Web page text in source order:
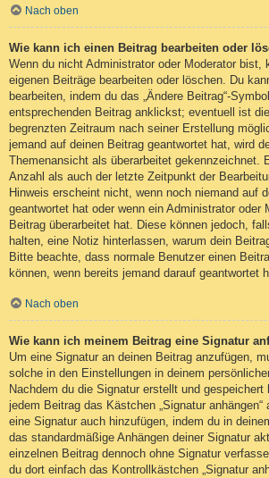
Nach oben
Wie kann ich einen Beitrag bearbeiten oder
Wenn du nicht Administrator oder Moderator bist,
eigenen Beiträge bearbeiten oder löschen. Du
bearbeiten, indem du das „Ändere Beitrag“-
entsprechenden Beitrag anklickst; eventuell ist
begrenzten Zeitraum nach seiner Erstellung
jemand auf deinen Beitrag geantwortet hat, wird
Themenansicht als überarbeitet gekennzeichnet.
Anzahl als auch der letzte Zeitpunkt der
Hinweis erscheint nicht, wenn noch niemand auf
geantwortet hat oder wenn ein Administrator oder
Beitrag überarbeitet hat. Diese können jedoch,
halten, eine Notiz hinterlassen, warum dein
Bitte beachte, dass normale Benutzer einen
können, wenn bereits jemand darauf geantwortet
Nach oben
Wie kann ich meinem Beitrag eine Signatur
Um eine Signatur an deinen Beitrag anzufügen,
solche in den Einstellungen in deinem
Nachdem du die Signatur erstellt und
jedem Beitrag das Kästchen „Signatur
eine Signatur auch hinzufügen, indem du in
das standardmäßige Anhängen deiner Signatur
einzelnen Beitrag dennoch ohne Signatur
du dort einfach das Kontrollkästchen „Signatur